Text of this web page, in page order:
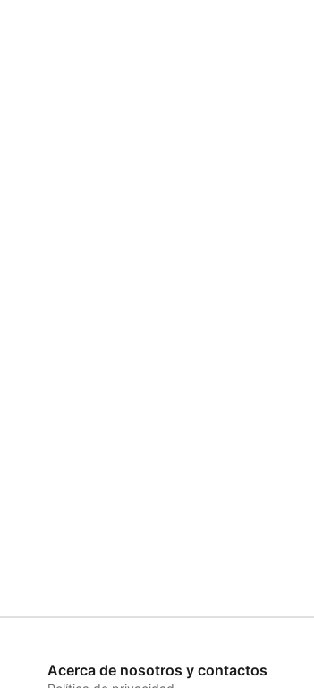
Acerca de nosotros y contactos